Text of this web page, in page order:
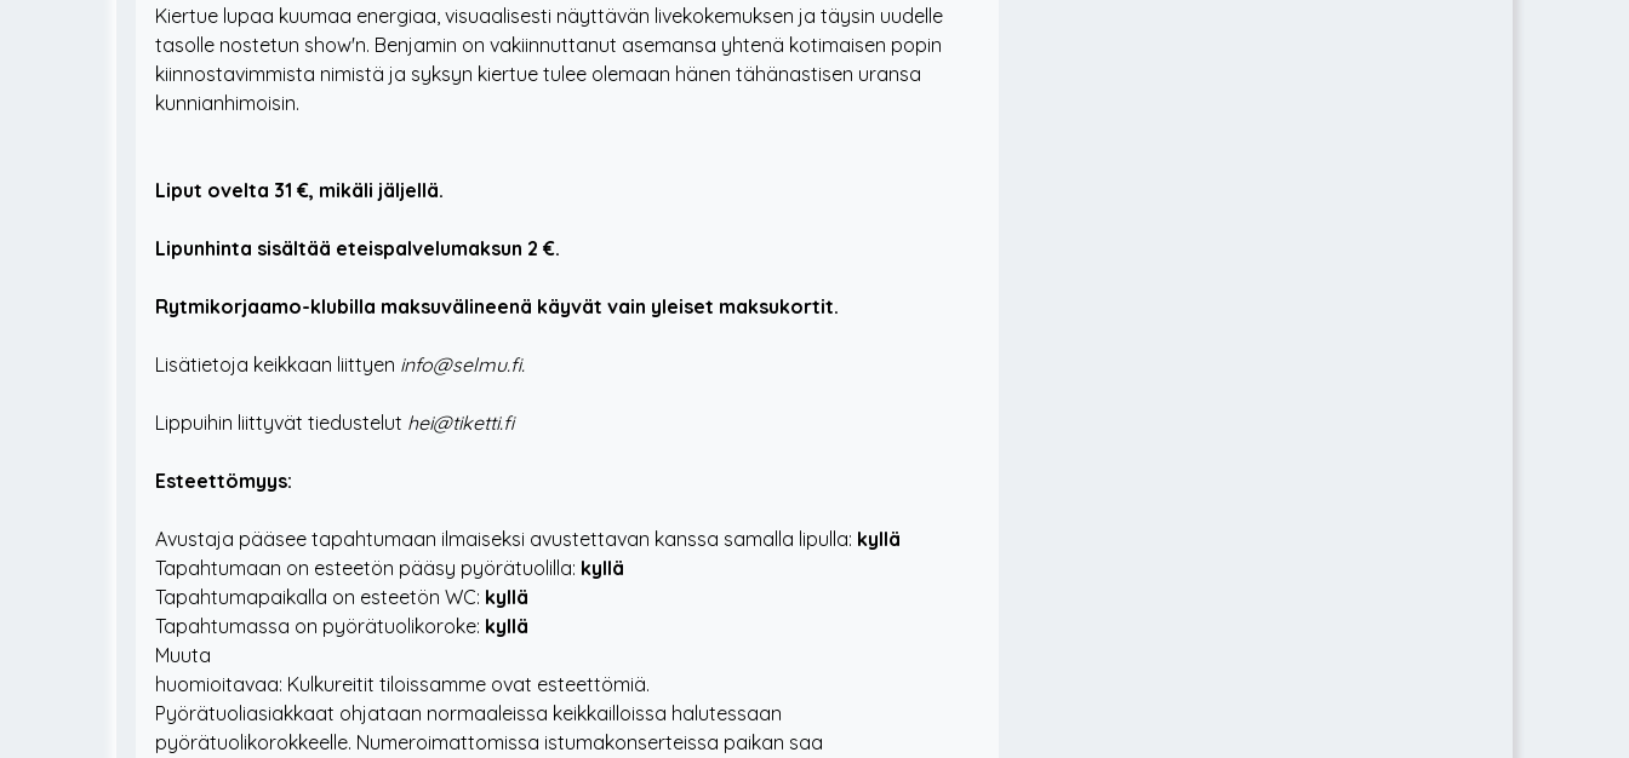
Kiertue lupaa kuumaa energiaa, visuaalisesti näyttävän livekokemuksen ja täysin uudelle
tasolle nostetun show'n. Benjamin on vakiinnuttanut asemansa yhtenä kotimaisen popin
kiinnostavimmista nimistä ja syksyn kiertue tulee olemaan hänen tähänastisen uransa
kunnianhimoisin.
Liput ovelta 31 €, mikäli jäljellä.
Lipunhinta sisältää eteispalvelumaksun 2 €.
Rytmikorjaamo-klubilla maksuvälineenä käyvät vain yleiset maksukortit.
Lisätietoja keikkaan liittyen info@selmu.fi.
Lippuihin liittyvät tiedustelut hei@tiketti.fi
Esteettömyys:
Avustaja pääsee tapahtumaan ilmaiseksi avustettavan kanssa samalla lipulla: kyllä
Tapahtumaan on esteetön pääsy pyörätuolilla: kyllä
Tapahtumapaikalla on esteetön WC: kyllä
Tapahtumassa on pyörätuolikoroke: kyllä
Muuta
huomioitavaa: Kulkureitit tiloissamme ovat esteettömiä.
Pyörätuoliasiakkaat ohjataan normaaleissa keikkailloissa halutessaan
pyörätuolikorokkeelle. Numeroimattomissa istumakonserteissa paikan saa